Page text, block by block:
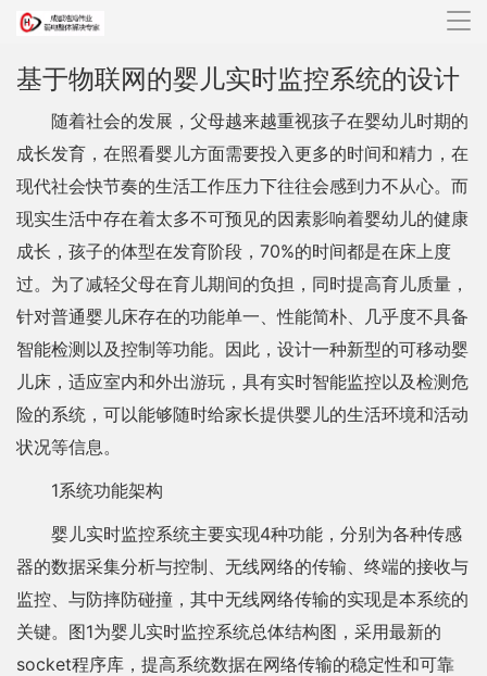
导
基于物联网的婴儿实时监控系统的设计
随着社会的发展，父母越来越重视孩子在婴幼儿时期的
成长发育，在照看婴儿方面需要投入更多的时间和精力，在
现代社会快节奏的生活工作压力下往往会感到力不从心。而
现实生活中存在着太多不可预见的因素影响着婴幼儿的健康
成长，孩子的体型在发育阶段，70%的时间都是在床上度
过。为了减轻父母在育儿期间的负担，同时提高育儿质量，
针对普通婴儿床存在的功能单一、性能简朴、几乎度不具备
智能检测以及控制等功能。因此，设计一种新型的可移动婴
儿床，适应室内和外出游玩，具有实时智能监控以及检测危
险的系统，可以能够随时给家长提供婴儿的生活环境和活动
状况等信息。
1系统功能架构
婴儿实时监控系统主要实现4种功能，分别为各种传感
器的数据采集分析与控制、无线网络的传输、终端的接收与
监控、与防摔防碰撞，其中无线网络传输的实现是本系统的
关键。图1为婴儿实时监控系统总体结构图，采用最新的
socket程序库，提高系统数据在网络传输的稳定性和可靠